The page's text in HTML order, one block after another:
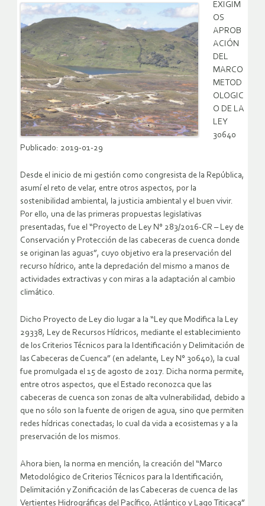
EXIGIM
OS
APROB
ACIÓN
DEL
MARCO
METOD
OLOGIC
O DE LA
LEY
30640
Publicado: 2019-01-29
Desde el inicio de mi gestión como congresista de la República,
asumí el reto de velar, entre otros aspectos, por la
sostenibilidad ambiental, la justicia ambiental y el buen vivir.
Por ello, una de las primeras propuestas legislativas
presentadas, fue el “Proyecto de Ley N° 283/2016-CR – Ley de
Conservación y Protección de las cabeceras de cuenca donde
se originan las aguas”, cuyo objetivo era la preservación del
recurso hídrico, ante la depredación del mismo a manos de
actividades extractivas y con miras a la adaptación al cambio
climático.
Dicho Proyecto de Ley dio lugar a la “Ley que Modifica la Ley
29338, Ley de Recursos Hídricos, mediante el establecimiento
de los Criterios Técnicos para la Identificación y Delimitación de
las Cabeceras de Cuenca” (en adelante, Ley N° 30640), la cual
fue promulgada el 15 de agosto de 2017. Dicha norma permite,
entre otros aspectos, que el Estado reconozca que las
cabeceras de cuenca son zonas de alta vulnerabilidad, debido a
que no sólo son la fuente de origen de agua, sino que permiten
redes hídricas conectadas; lo cual da vida a ecosistemas y a la
preservación de los mismos.
Ahora bien, la norma en mención, la creación del “Marco
Metodológico de Criterios Técnicos para la Identificación,
Delimitación y Zonificación de las Cabeceras de cuenca de las
Vertientes Hidrográficas del Pacífico, Atlántico y Lago Titicaca”